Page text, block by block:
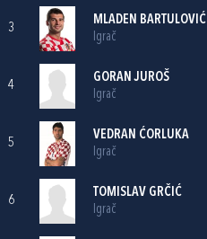
3
MLADEN BARTULOVIĆ
Igrač
4
GORAN JUROŠ
Igrač
5
VEDRAN ĆORLUKA
Igrač
6
TOMISLAV GRČIĆ
Igrač